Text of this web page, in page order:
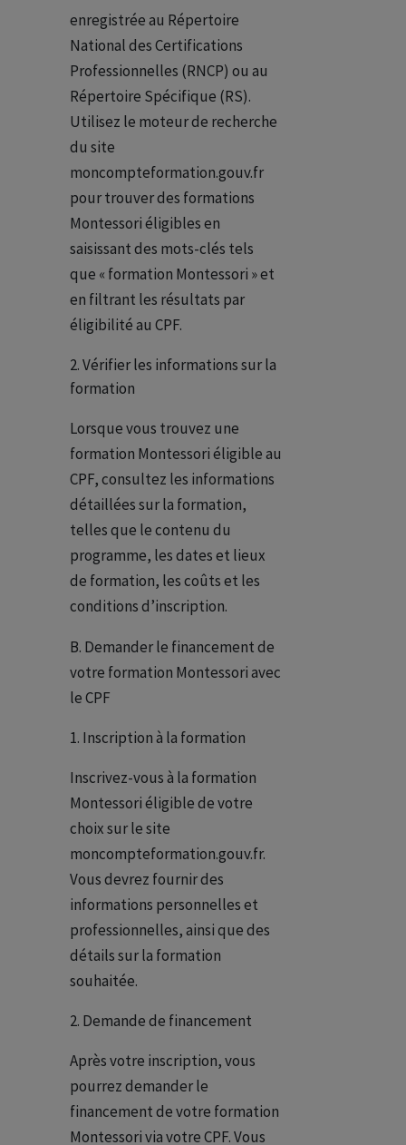
enregistrée au Répertoire
National des Certifications
Professionnelles (RNCP) ou au
Répertoire Spécifique (RS).
Utilisez le moteur de recherche
du site
moncompteformation.gouv.fr
pour trouver des formations
Montessori éligibles en
saisissant des mots-clés tels
que « formation Montessori » et
en filtrant les résultats par
éligibilité au CPF.
Vérifier les informations sur la
formation
Lorsque vous trouvez une
formation Montessori éligible au
CPF, consultez les informations
détaillées sur la formation,
telles que le contenu du
programme, les dates et lieux
de formation, les coûts et les
conditions d’inscription.
B. Demander le financement de
votre formation Montessori avec
le CPF
Inscription à la formation
Inscrivez-vous à la formation
Montessori éligible de votre
choix sur le site
moncompteformation.gouv.fr.
Vous devrez fournir des
informations personnelles et
professionnelles, ainsi que des
détails sur la formation
souhaitée.
Demande de financement
Après votre inscription, vous
pourrez demander le
financement de votre formation
Montessori via votre CPF. Vous